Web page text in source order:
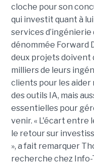
cloche pour son
qui investit quant à
services
dénommée Forward
deux projets doivent
milliers de leurs
clients pour les
des outils IA, mais
essentielles pour
venir. « L'écart entre
le retour sur
», a fait remarquer
recherche chez Info-